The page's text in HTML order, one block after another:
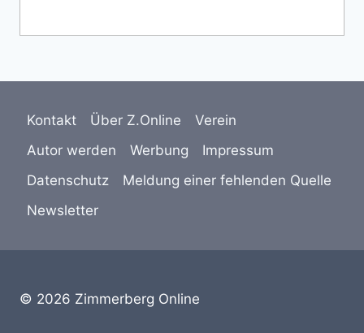
Kontakt Über Z.Online
Verein
Autor werden
Werbung
Impressum
Datenschutz
Meldung einer fehlenden Quelle
Newsletter
© 2026 Zimmerberg Online